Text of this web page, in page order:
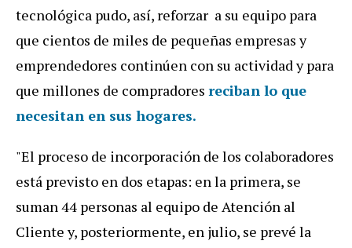
tecnológica pudo, así, reforzar a su equipo para
que cientos de miles de pequeñas empresas y
emprendedores continúen con su actividad y para
que millones de compradores reciban lo que
necesitan en sus hogares.
"El proceso de incorporación de los colaboradores
está previsto en dos etapas: en la primera, se
suman 44 personas al equipo de Atención al
Cliente y, posteriormente, en julio, se prevé la